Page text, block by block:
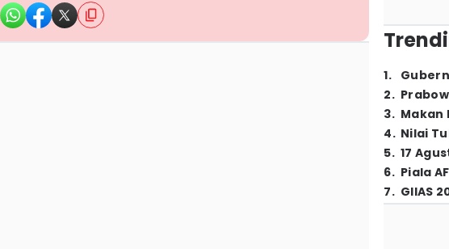
1.
2.
3. Makan
4. Nilai
5. 17
6. Piala
7. GIIAS